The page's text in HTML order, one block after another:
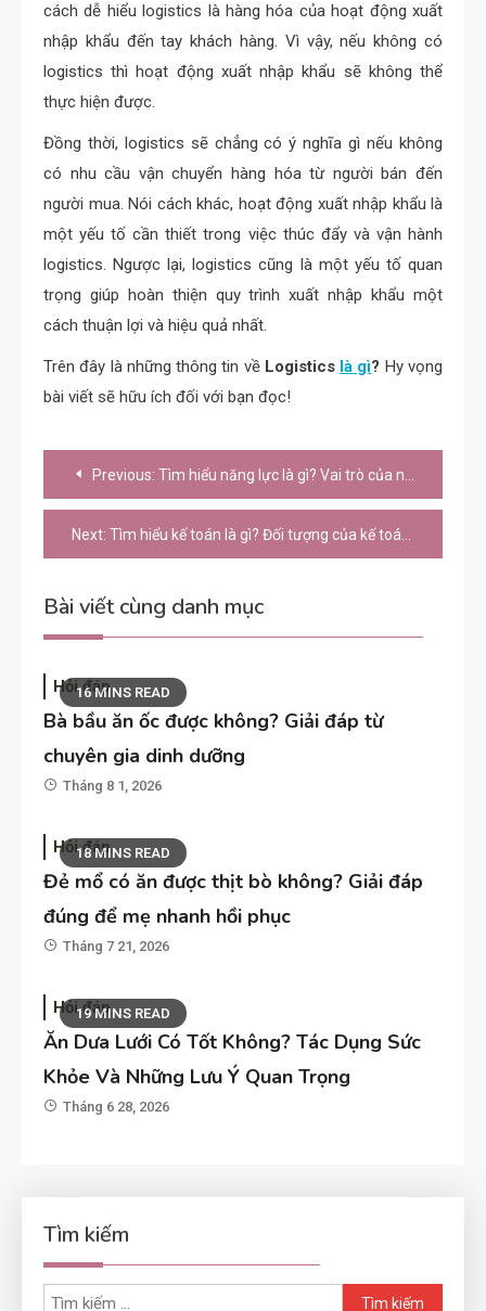
cách dễ hiểu logistics là hàng hóa của hoạt động xuất
nhập khẩu đến tay khách hàng. Vì vậy, nếu không có
logistics thì hoạt động xuất nhập khẩu sẽ không thể
thực hiện được.
Đồng thời, logistics sẽ chẳng có ý nghĩa gì nếu không
có nhu cầu vận chuyển hàng hóa từ người bán đến
người mua. Nói cách khác, hoạt động xuất nhập khẩu là
một yếu tố cần thiết trong việc thúc đẩy và vận hành
logistics. Ngược lại, logistics cũng là một yếu tố quan
trọng giúp hoàn thiện quy trình xuất nhập khẩu một
cách thuận lợi và hiệu quả nhất.
Trên đây là những thông tin về Logistics là gì? Hy vọng
bài viết sẽ hữu ích đối với bạn đọc!
Điều
hướng
bài
viết
Previous: Tìm hiểu năng lực là gì? Vai trò của năng lực
Next: Tìm hiểu kế toán là gì? Đối tượng của kế toán
Bài viết cùng danh mục
16 MINS READ
Hỏi đáp
Bà bầu ăn ốc được không? Giải đáp từ
chuyên gia dinh dưỡng
Tháng 8 1, 2026
18 MINS READ
Hỏi đáp
Đẻ mổ có ăn được thịt bò không? Giải đáp
đúng để mẹ nhanh hồi phục
Tháng 7 21, 2026
19 MINS READ
Hỏi đáp
Ăn Dưa Lưới Có Tốt Không? Tác Dụng Sức
Khỏe Và Những Lưu Ý Quan Trọng
Tháng 6 28, 2026
Tìm kiếm
Tìm